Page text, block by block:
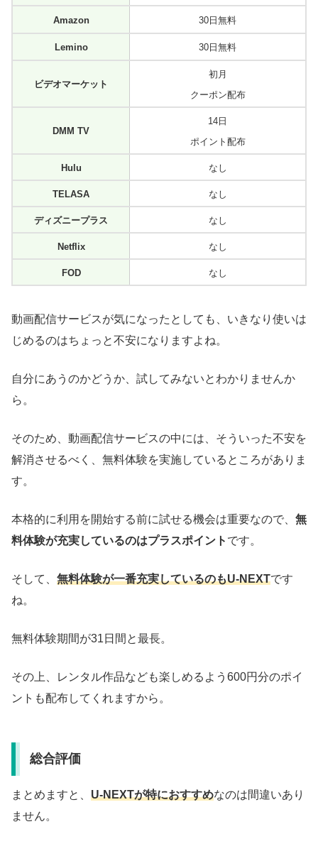
Amazon 30日無料
Lemino 30日無料
ビデオマーケット
初月
クーポン配布
DMM TV
14日
ポイント配布
Hulu なし
TELASA なし
ディズニープラス なし
Netflix なし
FOD なし
動画配信サービスが気になったとしても、いきなり使いは
じめるのはちょっと不安になりますよね。
自分にあうのかどうか、試してみないとわかりませんか
ら。
そのため、動画配信サービスの中には、そういった不安を
解消させるべく、無料体験を実施しているところがありま
す。
本格的に利用を開始する前に試せる機会は重要なので、 無
料体験が充実しているのはプラスポイント です。
そして、 無料体験が一番充実しているのもU-NEXTです
ね。
無料体験期間が31日間と最長。
その上、レンタル作品なども楽しめるよう600円分のポイ
ントも配布してくれますから。
総合評価
まとめますと、 U-NEXTが特におすすめなのは間違いあり
ません。